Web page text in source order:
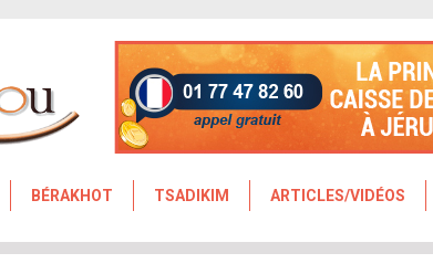
BÉRAKHOT TSADIKIM ARTICLES/VIDÉOS